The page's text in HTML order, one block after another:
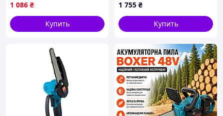
ВЕТКОРЕЗ Мини
1 086 ₴
Купить
Аккумуляторная пила
1 755 ₴
Купить